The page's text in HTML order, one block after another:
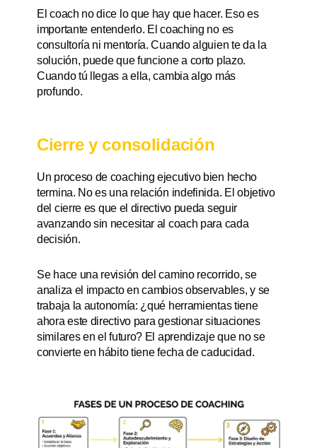
El coach no dice lo que hay que hacer. Eso es
importante entenderlo. El coaching no es
consultoría ni mentoría. Cuando alguien te da la
solución, puede que funcione a corto plazo.
Cuando tú llegas a ella, cambia algo más
profundo.
Cierre y consolidación
Un proceso de coaching ejecutivo bien hecho
termina. No es una relación indefinida. El objetivo
del cierre es que el directivo pueda seguir
avanzando sin necesitar al coach para cada
decisión.
Se hace una revisión del camino recorrido, se
analiza el impacto en cambios observables, y se
trabaja la autonomía: ¿qué herramientas tiene
ahora este directivo para gestionar situaciones
similares en el futuro? El aprendizaje que no se
convierte en hábito tiene fecha de caducidad.